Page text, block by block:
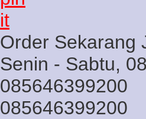
Order Sekarang
Senin - Sabtu,
085646399200
085646399200